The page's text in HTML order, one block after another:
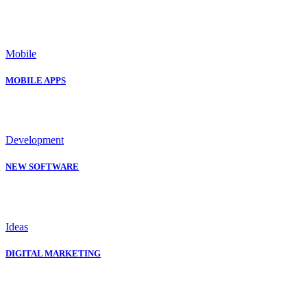
Mobile
MOBILE APPS
Development
NEW SOFTWARE
Ideas
DIGITAL MARKETING